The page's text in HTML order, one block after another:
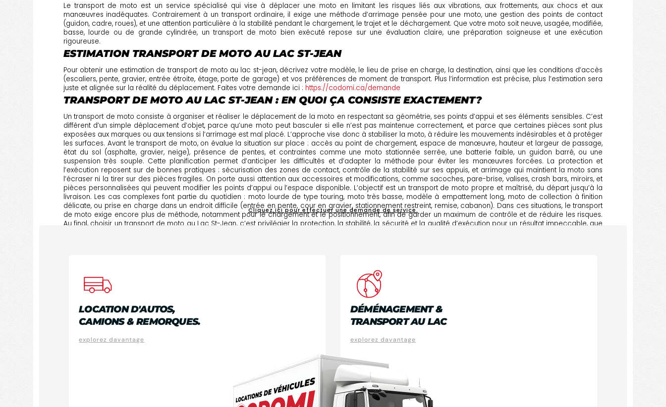
Le transport de moto est un service spécialisé qui vise à déplacer une moto en limitant les risques liés aux vibrations, aux frottements, aux chocs et aux
manœuvres inadéquates. Contrairement à un transport ordinaire, il exige une méthode d’arrimage pensée pour une moto, une gestion des points de contact
(guidon, cadre, roues), et une attention particulière à la stabilité pendant le chargement, le trajet et le déchargement. Que votre moto soit neuve, usagée, modifiée,
basse, lourde ou de grande cylindrée, un transport de moto bien exécuté repose sur une évaluation claire, une préparation soigneuse et une exécution
rigoureuse.
ESTIMATION TRANSPORT DE MOTO AU LAC ST-JEAN
Pour obtenir une estimation de transport de moto au lac st-jean, décrivez votre modèle, le lieu de prise en charge, la destination, ainsi que les conditions d’accès
(escaliers, pente, gravier, entrée étroite, étage, porte de garage) et vos préférences de moment de transport. Plus l’information est précise, plus l’estimation sera
juste et alignée sur la réalité du déplacement. Faites votre demande ici : https://codomi.ca/demande
TRANSPORT DE MOTO AU LAC ST-JEAN : EN QUOI ÇA CONSISTE EXACTEMENT?
Un transport de moto consiste à organiser et réaliser le déplacement de la moto en respectant sa géométrie, ses points d’appui et ses éléments sensibles. C’est
différent d’un simple déplacement d’objet, parce qu’une moto peut basculer si elle n’est pas maintenue correctement, et parce que certaines pièces sont plus
exposées aux marques ou aux tensions si l’arrimage est mal placé. L’approche vise donc à stabiliser la moto, à réduire les mouvements indésirables et à protéger
les surfaces. Avant le transport de moto, on évalue la situation sur place : accès au point de chargement, espace de manœuvre, hauteur et largeur de passage,
état du sol (asphalte, gravier, neige), présence de pentes, et contraintes comme une moto stationnée serrée, une batterie faible, un guidon barré, ou une
suspension très souple. Cette planification permet d’anticiper les difficultés et d’adapter la méthode pour éviter les manœuvres forcées. La protection et
l’exécution reposent sur de bonnes pratiques : sécurisation des zones de contact, contrôle de la stabilité sur ses appuis, et arrimage qui maintient la moto sans
l’écraser ni la tirer sur des pièces fragiles. On porte aussi attention aux accessoires et modifications, comme sacoches, pare-brise, valises, crash bars, miroirs, et
pièces personnalisées qui peuvent modifier les points d’appui ou l’espace disponible. L’objectif est un transport de moto propre et maîtrisé, du départ jusqu’à la
livraison. Les cas complexes font partie du quotidien : moto lourde de type touring, moto très basse, modèle à empattement long, moto de collection à finition
délicate, ou prise en charge dans un endroit difficile (entrée en pente, cour en gravier, stationnement restreint, remise, cabanon). Dans ces situations, le transport
de moto exige encore plus de méthode, notamment pour le chargement et le positionnement, afin de garder un maximum de contrôle et de réduire les risques.
Au final, choisir un transport de moto au Lac St-Jean, c’est privilégier la protection, la stabilité, la sécurité et la qualité d’exécution pour un résultat impeccable, que
Cliquez ici pour effectuer une demande de service.
LOCATION D'AUTOS,
CAMIONS & REMORQUES.
explorez davantage
DÉMÉNAGEMENT &
TRANSPORT AU LAC
explorez davantage